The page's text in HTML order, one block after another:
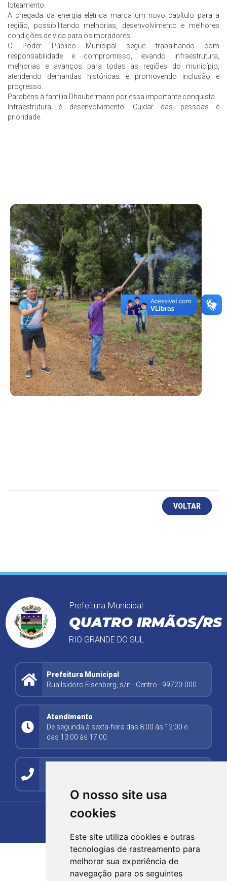
O nosso site usa
cookies
Este site utiliza cookies e outras
tecnologias de rastreamento para
melhorar sua experiência de
navegação para os seguintes
loteamento.
A chegada da energia elétrica marca um novo capítulo para a
região, possibilitando melhorias, desenvolvimento e melhores
condições de vida para os moradores.
O Poder Público Municipal segue trabalhando com
responsabilidade e compromisso, levando infraestrutura,
melhorias e avanços para todas as regiões do município,
atendendo demandas históricas e promovendo inclusão e
progresso.
Parabéns à família Dhaubermann por essa importante conquista.
Infraestrutura é desenvolvimento. Cuidar das pessoas é
prioridade.
VOLTAR
Prefeitura Municipal
QUATRO IRMÃOS/RS
RIO GRANDE DO SUL
Prefeitura Municipal
Rua Isidoro Eisenberg, s/n - Centro - 99720-000
Atendimento
De segunda à sexta-feira das 8:00 às 12:00 e
das 13:00 às 17:00.